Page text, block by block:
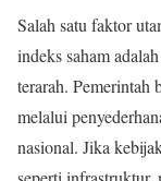
Salah satu faktor
indeks saham
terarah. Pemerintah
melalui
nasional. Jika